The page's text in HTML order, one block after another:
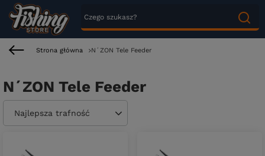
Strona główna N´ZON Tele Feeder
N´ZON Tele Feeder
Zmień sortowanie
Najlepsza trafność